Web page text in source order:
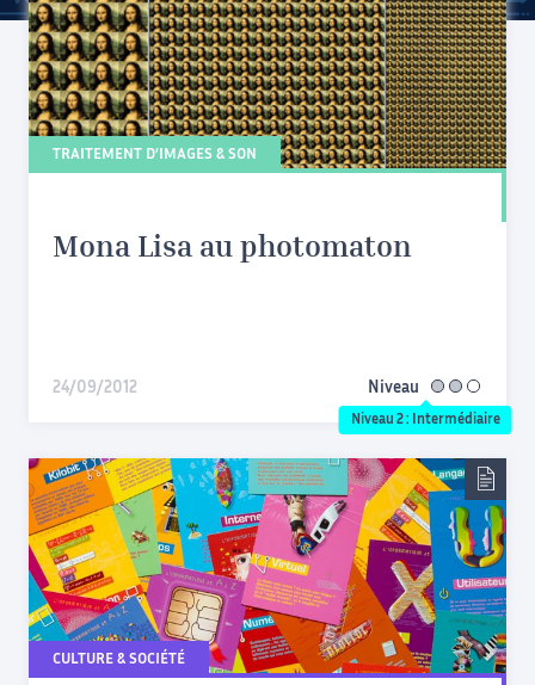
TRAITEMENT D’IMAGES & SON
Mona Lisa au photomaton
24/09/2012 Niveau intermédiaire
Niveau 2 : Intermédiaire
CULTURE & SOCIÉTÉ